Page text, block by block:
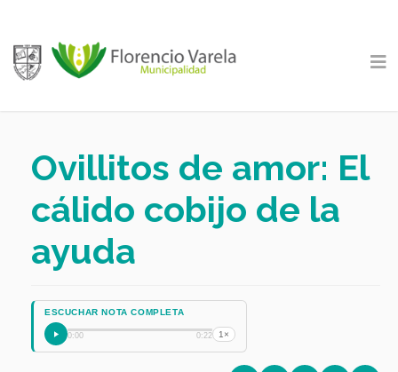
Ovillitos de amor: El
cálido cobijo de la
ayuda
ESCUCHAR NOTA COMPLETA
0:00 0:22 1×